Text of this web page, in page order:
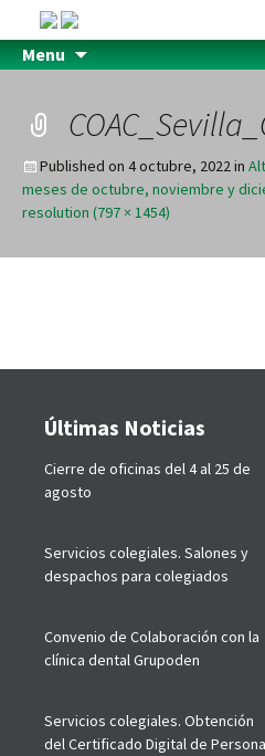
Menu
Published on 4 octubre, 2022in
meses de octubre, noviembre y
resolution (797 × 1454)
Últimas Noticias
Cierre de oficinas del 4 al 25 de
agosto
Servicios colegiales. Salones y
despachos para colegiados
Convenio de Colaboración con la
clínica dental Grupoden
Servicios colegiales. Obtención
del Certificado Digital de Persona